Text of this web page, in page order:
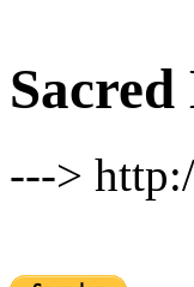
--->